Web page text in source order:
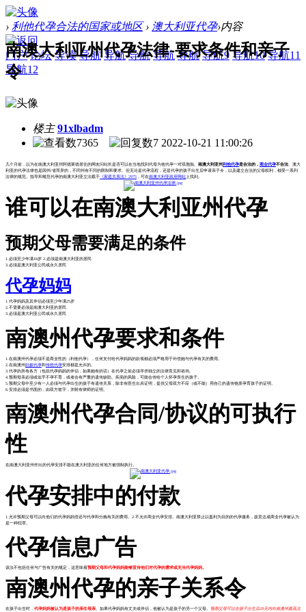
› 利他代孕合法的国家或地区 › 澳大利亚代孕›内容
门户 论坛 导读 导航 导航 导航 导航 导航 导航9 导航10 导航11
导航12
南澳大利亚州代孕法律-要求条件和亲子
令
楼主 91xlbadm
7365
7 2022-10-21 11:00:26
几个月前，以为在南澳大利亚州阿德莱德居住的网友问站长是否可以在当地找到代母为他代孕一对双胞胎。 南澳大利亚州利他代孕是合法的， 商业代孕不合法
澳大
利亚的代孕法律也是因州/省而异的，不同州有不同的限制和要求。但无论是代孕流程，还是代孕的孩子出生后申请亲子令，以及建立合法的父母权利，都受一系列
法律的规范。指导和规范代孕的南澳大利亚立法载于 《家庭关系法》2975 ，可在南澳大利亚政府网站 上找到。
谁可以在南澳大利亚州代孕
预期父母需要满足的条件
1.必须至少年满18岁 2.必须是南澳大利亚的居民
3.必须是澳大利亚公民或永久居民
代孕妈妈
1.代孕妈妈及其伴侣必须至少年满25岁
2.不需要必须是南澳大利亚的居民
3.必须是澳大利亚公民或永久居民
南澳州代孕要求和条件
1.在南澳州代孕必须不是商业性的（利他代孕），任何支付给代孕妈妈的款项都必须严格用于补偿她与代孕有关的费用。
2.在南澳州妊娠代孕和传统代孕安排都是允许的。
3.代孕的所有各方（包括代孕妈妈的伴侣，如果她有的话）在代孕之前必须寻求独立的法律意见和咨询。
4.预期母亲必须或似乎不孕不育，或者会有严重的遗传缺陷、疾病的风险，可能会传给个人怀孕所生的孩子。
5.预期父母中至少有一人必须与代孕出生的孩子有遗传关系，除非有医生出具证明，提供父母双方不应（或不能）用自己的遗传物质孕育孩子的证明。
6.安排必须是书面的，由双方签字，并附有律师的证明。
南澳州代孕合同/协议的可执行
性
在南澳大利亚州作出的代孕安排不能在澳大利亚的任何地方被强制执行。
代孕安排中的付款
1.允许预期父母可以向他们的代孕妈妈偿还与代孕和分娩有关的费用。2.不允许商业代孕安排。南澳大利亚禁止以盈利为目的的代孕服务，故意达成商业代孕被认为
是一种犯罪。
代孕信息广告
该法不包括任何与广告有关的规定，这意味着预期父母和代孕妈妈能够宣传他们对代孕的需求或充当代孕妈妈。
南澳州代孕的亲子关系令
在孩子出生时， 代孕妈妈被认为是孩子的亲生母亲 。如果代孕妈妈有丈夫或伴侣，他被认为是孩子的另一个父母。
预期父母可以在孩子出生后28天内向南澳州最高法